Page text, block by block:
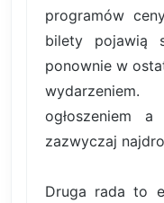
programów
bilety pojawią
ponownie w
ogłoszeniem
zazwyczaj
Druga rada to